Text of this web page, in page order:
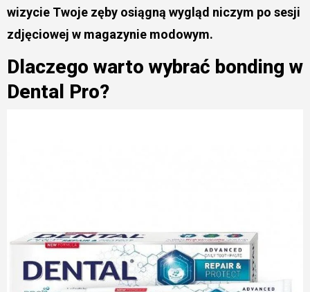
wizycie Twoje zęby osiągną wygląd niczym po sesji
zdjęciowej w magazynie modowym.
Dlaczego warto wybrać bonding w
Dental Pro?